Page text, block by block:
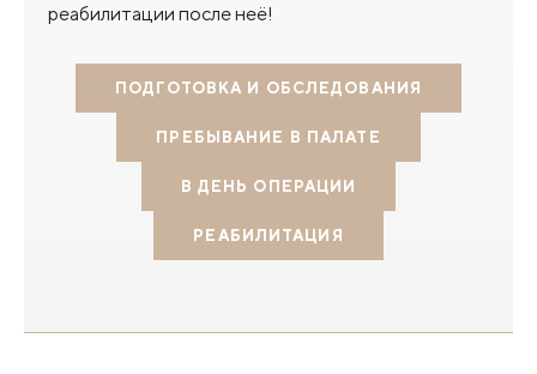
реабилитации после неё!
ПОДГОТОВКА И ОБСЛЕДОВАНИЯ
ПРЕБЫВАНИЕ В ПАЛАТЕ
В ДЕНЬ ОПЕРАЦИИ
РЕАБИЛИТАЦИЯ